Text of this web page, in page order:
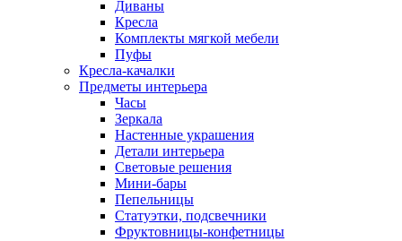
Диваны
Кресла
Комплекты мягкой мебели
Пуфы
Кресла-качалки
Предметы интерьера
Часы
Зеркала
Настенные украшения
Детали интерьера
Световые решения
Мини-бары
Пепельницы
Статуэтки, подсвечники
Фруктовницы-конфетницы